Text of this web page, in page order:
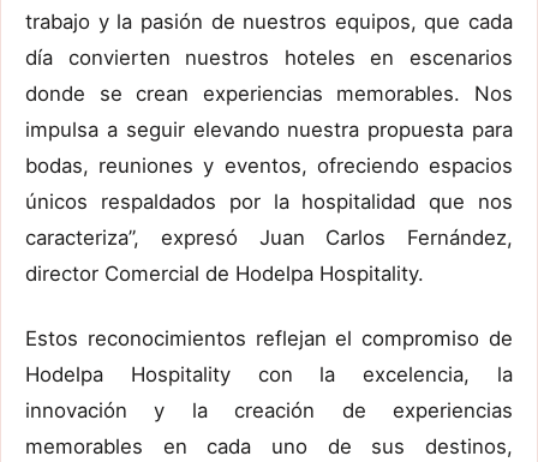
trabajo y la pasión de nuestros equipos, que cada
día convierten nuestros hoteles en escenarios
donde se crean experiencias memorables. Nos
impulsa a seguir elevando nuestra propuesta para
bodas, reuniones y eventos, ofreciendo espacios
únicos respaldados por la hospitalidad que nos
caracteriza”, expresó Juan Carlos Fernández,
director Comercial de Hodelpa Hospitality.
Estos reconocimientos reflejan el compromiso de
Hodelpa Hospitality con la excelencia, la
innovación y la creación de experiencias
memorables en cada uno de sus destinos,